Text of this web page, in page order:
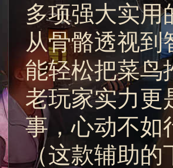
多项强大实用
从骨骼透视
能轻松把菜鸟
老玩家实力更
事，心动不如
（这款辅助